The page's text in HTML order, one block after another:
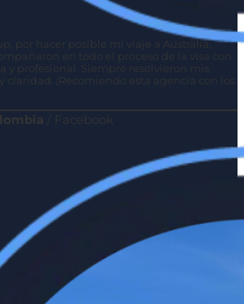
por hacer posible mi viaje a Australia.
en todo el proceso de la visa con
y profesional. Siempre resolvieron mis
claridad. ¡Recomiendo esta agencia con los
/ Facebook